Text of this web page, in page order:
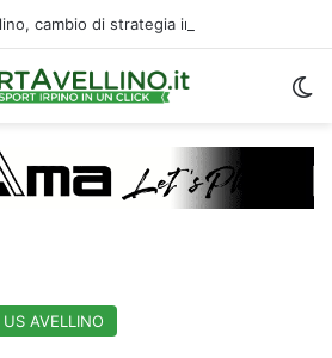
US AVELLINO